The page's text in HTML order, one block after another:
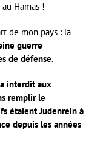
Hamas !
de mon pays : la
guerre
de défense.
interdit aux
remplir le
étaient Judenrein à
depuis les années